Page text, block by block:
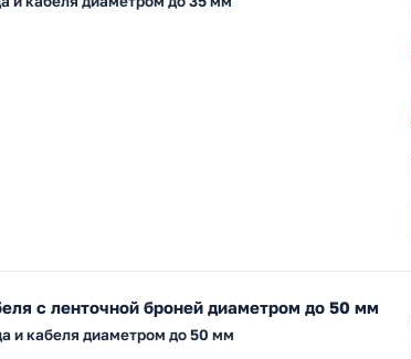
с ленточной броней диаметром до 50 мм
и кабеля диаметром до 50 мм